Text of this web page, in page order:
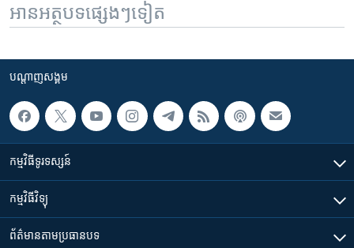
អានអត្ថបទផ្សេងៗទៀត
បណ្តាញ​សង្គម
កម្មវិធី​ទូរទស្សន៍
កម្មវិធី​វិទ្យុ
ព័ត៌មាន​តាមប្រធានបទ​